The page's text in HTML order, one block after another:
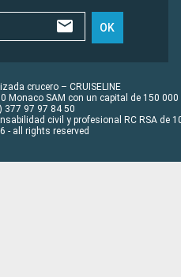
OK
crucero – CRUISELINE
Monaco SAM con un capital de 150 000
377 97 97 84 50
civil y profesional RC RSA de
- all rights reserved